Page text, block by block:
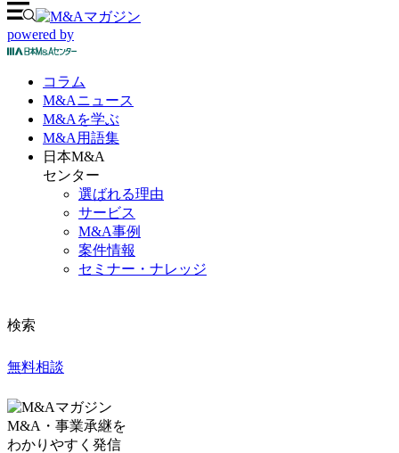
powered by
コラム
M&Aニュース
M&Aを学ぶ
M&A 用語集
日本M&A
センター
選ばれる理由
サービス
M&A事例
案件情報
セミナー・ナレッジ
検索
無料相談
M&A・事業承継を
わかりやすく発信